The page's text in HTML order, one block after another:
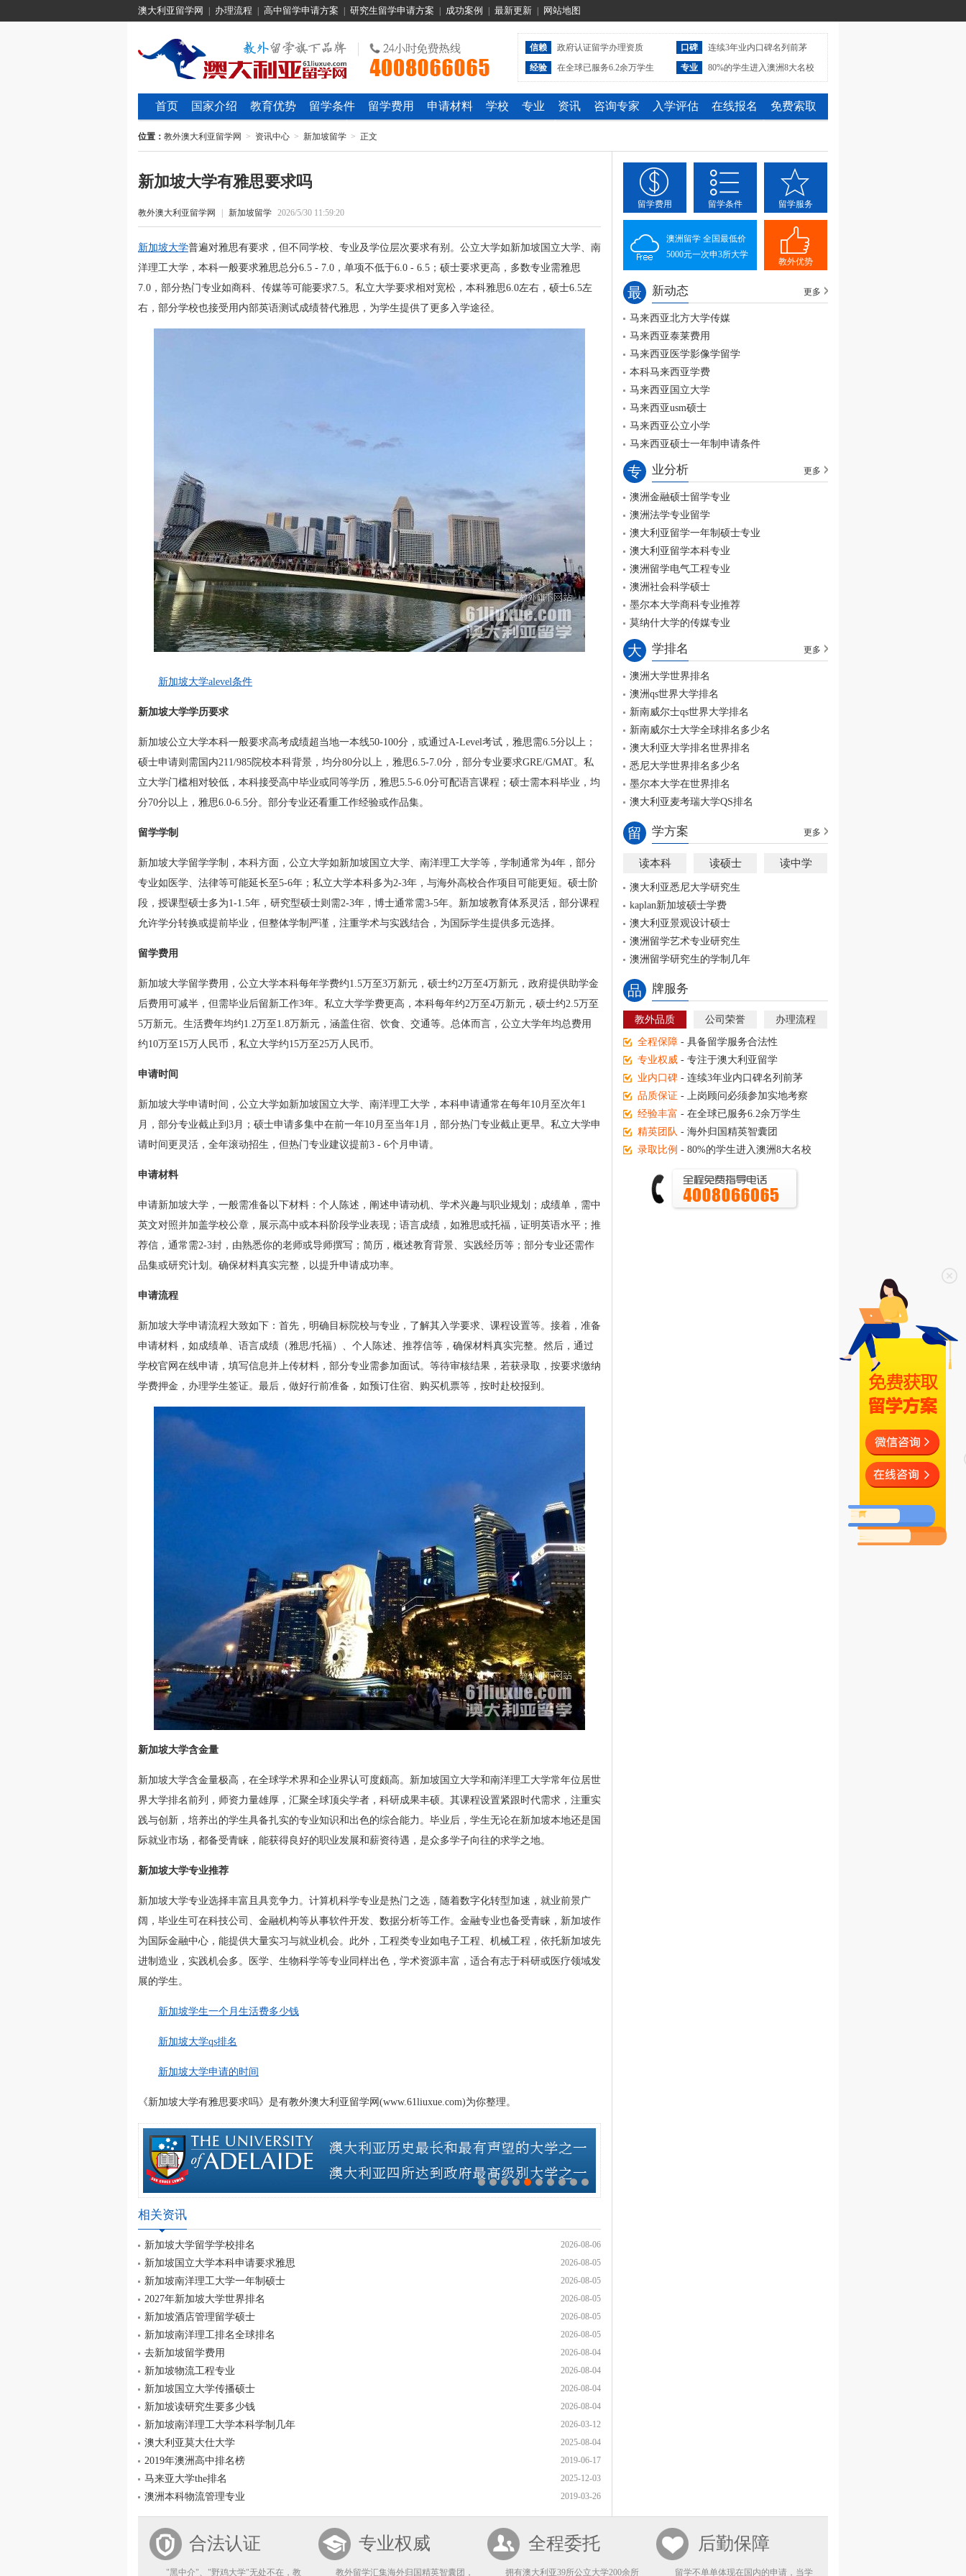
澳大利亚留学网 办理流程 高中留学申请方案 研究生留学申请方案 成功案例 最新更新 网站地图
信赖 政府认证留学办理资质 口碑
连续3年业内口碑名列前茅
经验
在全球已服务6.2余万学生 专业 80%的学生进入澳洲8大名校
首页 国家介绍 教育优势 留学条件 留学费用 申请材料 学校 专业 资讯 咨询专家 入学评估 在线报名 免费索取
位置： 教外澳大利亚留学网 > 资讯中心 > 新加坡留学 > 正文
新加坡大学有雅思要求吗
教外澳大利亚留学网 新加坡留学 2026/5/30 11:59:20
新加坡大学普遍对雅思有要求，但不同学校、专业及学位层次要求有别。公立大学如新加坡国立大学、南
洋理工大学，本科一般要求雅思总分6.5 - 7.0，单项不低于6.0 - 6.5；硕士要求更高，多数专业需雅思
7.0，部分热门专业如商科、传媒等可能要求7.5。私立大学要求相对宽松，本科雅思6.0左右，硕士6.5左
右，部分学校也接受用内部英语测试成绩替代雅思，为学生提供了更多入学途径。
新加坡大学alevel条件
新加坡大学学历要求
新加坡公立大学本科一般要求高考成绩超当地一本线50-100分，或通过A-Level考试，雅思需6.5分以上；
硕士申请则需国内211/985院校本科背景，均分80分以上，雅思6.5-7.0分，部分专业要求GRE/GMAT。私
立大学门槛相对较低，本科接受高中毕业或同等学历，雅思5.5-6.0分可配语言课程；硕士需本科毕业，均
分70分以上，雅思6.0-6.5分。部分专业还看重工作经验或作品集。
留学学制
新加坡大学留学学制，本科方面，公立大学如新加坡国立大学、南洋理工大学等，学制通常为4年，部分
专业如医学、法律等可能延长至5-6年；私立大学本科多为2-3年，与海外高校合作项目可能更短。硕士阶
段，授课型硕士多为1-1.5年，研究型硕士则需2-3年，博士通常需3-5年。新加坡教育体系灵活，部分课程
允许学分转换或提前毕业，但整体学制严谨，注重学术与实践结合，为国际学生提供多元选择。
留学费用
新加坡大学留学费用，公立大学本科每年学费约1.5万至3万新元，硕士约2万至4万新元，政府提供助学金
后费用可减半，但需毕业后留新工作3年。私立大学学费更高，本科每年约2万至4万新元，硕士约2.5万至
5万新元。生活费年均约1.2万至1.8万新元，涵盖住宿、饮食、交通等。总体而言，公立大学年均总费用
约10万至15万人民币，私立大学约15万至25万人民币。
申请时间
新加坡大学申请时间，公立大学如新加坡国立大学、南洋理工大学，本科申请通常在每年10月至次年1
月，部分专业截止到3月；硕士申请多集中在前一年10月至当年1月，部分热门专业截止更早。私立大学申
请时间更灵活，全年滚动招生，但热门专业建议提前3 - 6个月申请。
申请材料
申请新加坡大学，一般需准备以下材料：个人陈述，阐述申请动机、学术兴趣与职业规划；成绩单，需中
英文对照并加盖学校公章，展示高中或本科阶段学业表现；语言成绩，如雅思或托福，证明英语水平；推
荐信，通常需2-3封，由熟悉你的老师或导师撰写；简历，概述教育背景、实践经历等；部分专业还需作
品集或研究计划。确保材料真实完整，以提升申请成功率。
申请流程
新加坡大学申请流程大致如下：首先，明确目标院校与专业，了解其入学要求、课程设置等。接着，准备
申请材料，如成绩单、语言成绩（雅思/托福）、个人陈述、推荐信等，确保材料真实完整。然后，通过
学校官网在线申请，填写信息并上传材料，部分专业需参加面试。等待审核结果，若获录取，按要求缴纳
学费押金，办理学生签证。最后，做好行前准备，如预订住宿、购买机票等，按时赴校报到。
新加坡大学含金量
新加坡大学含金量极高，在全球学术界和企业界认可度颇高。新加坡国立大学和南洋理工大学常年位居世
界大学排名前列，师资力量雄厚，汇聚全球顶尖学者，科研成果丰硕。其课程设置紧跟时代需求，注重实
践与创新，培养出的学生具备扎实的专业知识和出色的综合能力。毕业后，学生无论在新加坡本地还是国
际就业市场，都备受青睐，能获得良好的职业发展和薪资待遇，是众多学子向往的求学之地。
新加坡大学专业推荐
新加坡大学专业选择丰富且具竞争力。计算机科学专业是热门之选，随着数字化转型加速，就业前景广
阔，毕业生可在科技公司、金融机构等从事软件开发、数据分析等工作。金融专业也备受青睐，新加坡作
为国际金融中心，能提供大量实习与就业机会。此外，工程类专业如电子工程、机械工程，依托新加坡先
进制造业，实践机会多。医学、生物科学等专业同样出色，学术资源丰富，适合有志于科研或医疗领域发
展的学生。
新加坡学生一个月生活费多少钱
新加坡大学qs排名
新加坡大学申请的时间
《新加坡大学有雅思要求吗》是有教外澳大利亚留学网(www.61liuxue.com)为你整理。
相关资讯
2026-08-06
新加坡大学留学学校排名
2026-08-05
新加坡国立大学本科申请要求雅思
2026-08-05
新加坡南洋理工大学一年制硕士
2026-08-05
2027年新加坡大学世界排名
2026-08-05
新加坡酒店管理留学硕士
2026-08-05
新加坡南洋理工排名全球排名
2026-08-04
去新加坡留学费用
2026-08-04
新加坡物流工程专业
2026-08-04
新加坡国立大学传播硕士
2026-08-04
新加坡读研究生要多少钱
2026-03-12
新加坡南洋理工大学本科学制几年
2025-08-04
澳大利亚莫大仕大学
2019-06-17
2019年澳洲高中排名榜
2025-12-03
马来亚大学the排名
2019-03-26
澳洲本科物流管理专业
留学费用 留学条件 留学服务
澳洲留学 全国最低价
5000元一次申3所大学
教外优势
最 新动态 更多
马来西亚北方大学传媒
马来西亚泰莱费用
马来西亚医学影像学留学
本科马来西亚学费
马来西亚国立大学
马来西亚usm硕士
马来西亚公立小学
马来西亚硕士一年制申请条件
专 业分析 更多
澳洲金融硕士留学专业
澳洲法学专业留学
澳大利亚留学一年制硕士专业
澳大利亚留学本科专业
澳洲留学电气工程专业
澳洲社会科学硕士
墨尔本大学商科专业推荐
莫纳什大学的传媒专业
大 学排名 更多
澳洲大学世界排名
澳洲qs世界大学排名
新南威尔士qs世界大学排名
新南威尔士大学全球排名多少名
澳大利亚大学排名世界排名
悉尼大学世界排名多少名
墨尔本大学在世界排名
澳大利亚麦考瑞大学QS排名
留 学方案 更多
读本科 读硕士 读中学
澳大利亚悉尼大学研究生
kaplan新加坡硕士学费
澳大利亚景观设计硕士
澳洲留学艺术专业研究生
澳洲留学研究生的学制几年
品 牌服务
教外品质 公司荣誉 办理流程
全程保障 - 具备留学服务合法性
专业权威 - 专注于澳大利亚留学
业内口碑 - 连续3年业内口碑名列前茅
品质保证 - 上岗顾问必须参加实地考察
经验丰富 - 在全球已服务6.2余万学生
精英团队 - 海外归国精英智囊团
录取比例 - 80%的学生进入澳洲8大名校
合法认证
"黑中介"、"野鸡大学"无处不在，教
专业权威
教外留学汇集海外归国精英智囊团，
全程委托
拥有澳大利亚39所公立大学200余所
后勤保障
留学不单单体现在国内的申请，当学